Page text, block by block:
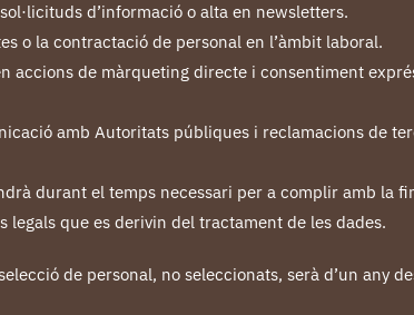
d’informació o alta en newsletters.
o la contractació de personal en l’àmbit laboral.
de màrqueting directe i consentiment
amb Autoritats públiques i reclamacions de
durant el temps necessari per a complir amb la
que es derivin del tractament de les dades.
de personal, no seleccionats, serà d’un any